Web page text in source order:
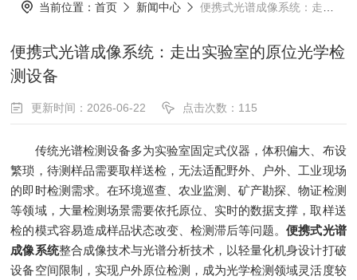
当前位置：首页 新闻中心 便携式光谱成像系统：走出实验室的原位光学检测设备
便携式光谱成像系统：走出实验室的原位光学检
测设备
更新时间：2026-06-22 点击次数：115
传统光谱检测设备多为实验室固定式仪器，体积偏大、布设
繁琐，待测样品需要取样送检，无法适配野外、户外、工业现场
的即时检测需求。在环境巡查、农业监测、矿产勘探、物证检测
等领域，大量检测场景需要依托原位、实时的数据支撑，取样送
检的模式容易造成样品状态改变、检测滞后等问题。便携式光谱
成像系统整合成像技术与光谱分析技术，以轻量化机身设计打破
设备空间限制，实现户外原位检测，成为光学检测领域灵活度较